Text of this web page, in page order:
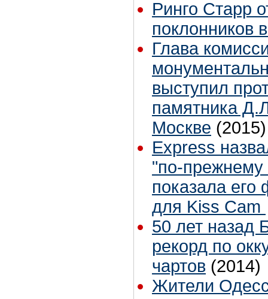
Ринго Старр
поклонников
Глава
выступил
памятника
Москве (2015)
Express
"по-
показала
для Kiss Cam
50 лет назад
рекорд по
чартов (2014)
Жители